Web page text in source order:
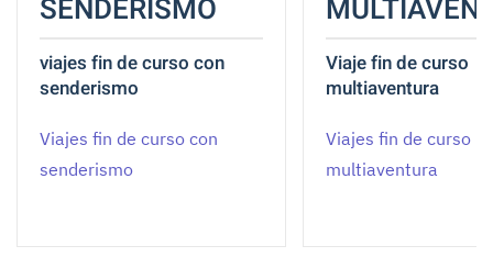
SENDERISMO
viajes fin de curso con
senderismo
Viajes fin de curso con
senderismo
Viaje fin de curso
multiaventura
Viajes fin de curso
multiaventura